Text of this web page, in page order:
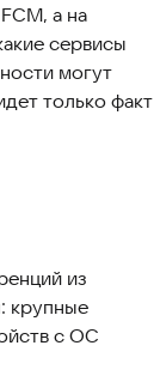
а на
сервисы
могут
только факт
из
крупные
с ОС